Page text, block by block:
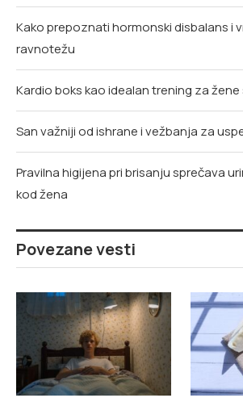
Kako prepoznati hormonski disbalans i
ravnotežu
Kardio boks kao idealan trening za
San važniji od ishrane i vežbanja za
Pravilna higijena pri brisanju sprečava
kod žena
Povezane vesti